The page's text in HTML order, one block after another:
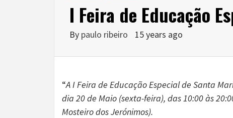
I Feira de Educação
By paulo ribeiro 15 years ago
“A I Feira de Educação Especial de Santa
dia 20 de Maio (sexta-feira), das 10:00 às
Mosteiro dos Jerónimos).